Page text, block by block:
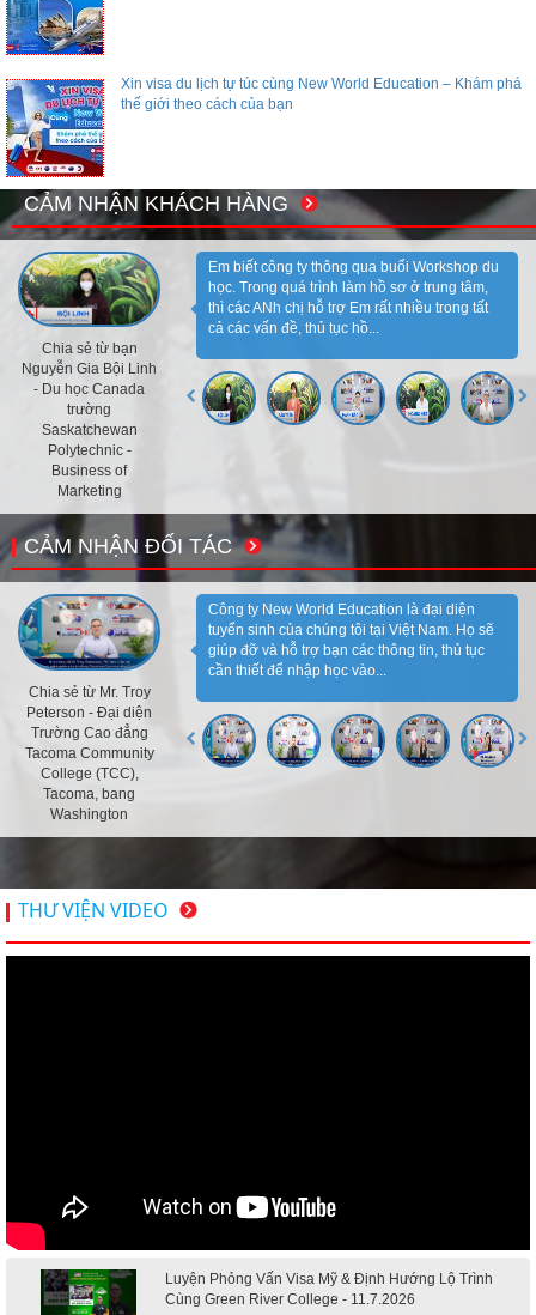
Xin visa du lịch tự túc cùng New World Education – Khám phá
thế giới theo cách của bạn
CẢM NHẬN KHÁCH HÀNG
Chia sẻ từ bạn
Nguyễn Gia Bội Linh
- Du học Canada
trường
Saskatchewan
Polytechnic -
Business of
Marketing
Em biết công ty thông qua buổi Workshop du
học. Trong quá trình làm hồ sơ ở trung tâm,
thì các ANh chị hỗ trợ Em rất nhiều trong tất
cả các vấn đề, thủ tục hồ...
CẢM NHẬN ĐỐI TÁC
Chia sẻ từ Mr. Troy
Peterson - Đại diện
Trường Cao đẳng
Tacoma Community
College (TCC),
Tacoma, bang
Washington
Công ty New World Education là đại diện
tuyển sinh của chúng tôi tại Việt Nam. Họ sẽ
giúp đỡ và hỗ trợ bạn các thông tin, thủ tục
cần thiết để nhập học vào...
THƯ VIỆN VIDEO
Luyện Phỏng Vấn Visa Mỹ & Định Hướng Lộ Trình
Cùng Green River College - 11.7.2026